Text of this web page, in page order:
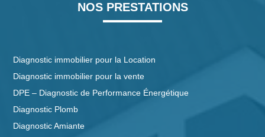
NOS PRESTATIONS
Diagnostic immobilier pour la Location
Diagnostic immobilier pour la vente
DPE – Diagnostic de Performance Énergétique
Diagnostic Plomb
Diagnostic Amiante